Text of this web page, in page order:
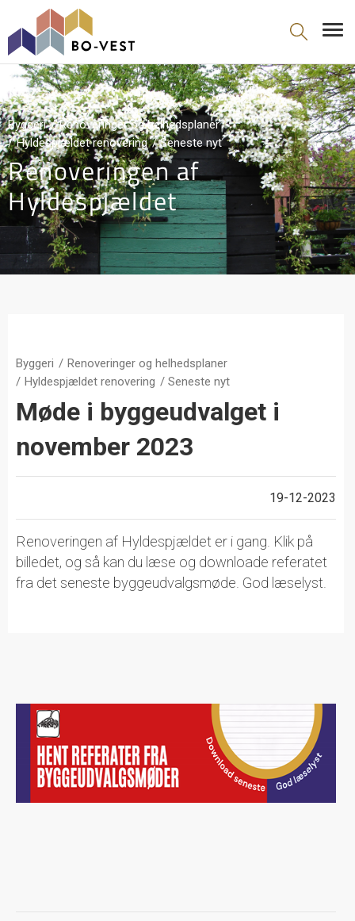
gå til indhold
Byggeri
Renoveringer og helhedsplaner
Hyldespjældet renovering
Seneste nyt
Renoveringen af
Hyldespjældet
Byggeri
Renoveringer og helhedsplaner
Hyldespjældet renovering
Seneste nyt
Møde i byggeudvalget i
november 2023
19-12-2023
Renoveringen af Hyldespjældet er i gang. Klik på
billedet, og så kan du læse og downloade referatet
fra det seneste byggeudvalgsmøde. God læselyst.